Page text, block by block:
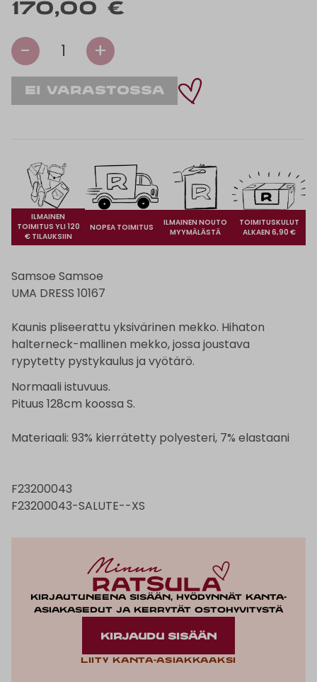
170,00 €
- 1 +
ILMAINEN
TOIMITUS YLI 120
€ TILAUKSIIN
NOPEA TOIMITUS
ILMAINEN NOUTO
MYYMÄLÄSTÄ
TOIMITUSKULUT
ALKAEN 6,90 €
Samsoe Samsoe
UMA DRESS 10167
Kaunis pliseerattu yksivärinen mekko. Hihaton
halterneck-mallinen mekko, jossa joustava
rypytetty pystykaulus ja vyötärö.
Normaali istuvuus.
Pituus 128cm koossa S.
Materiaali: 93% kierrätetty polyesteri, 7% elastaani
F23200043
F23200043-SALUTE--XS
Kirjautuneena sisään, hyödynnät kanta-
asiakasedut ja kerrytät ostohyvitystä
KIRJAUDU SISÄÄN
Liity kanta-asiakkaaksi